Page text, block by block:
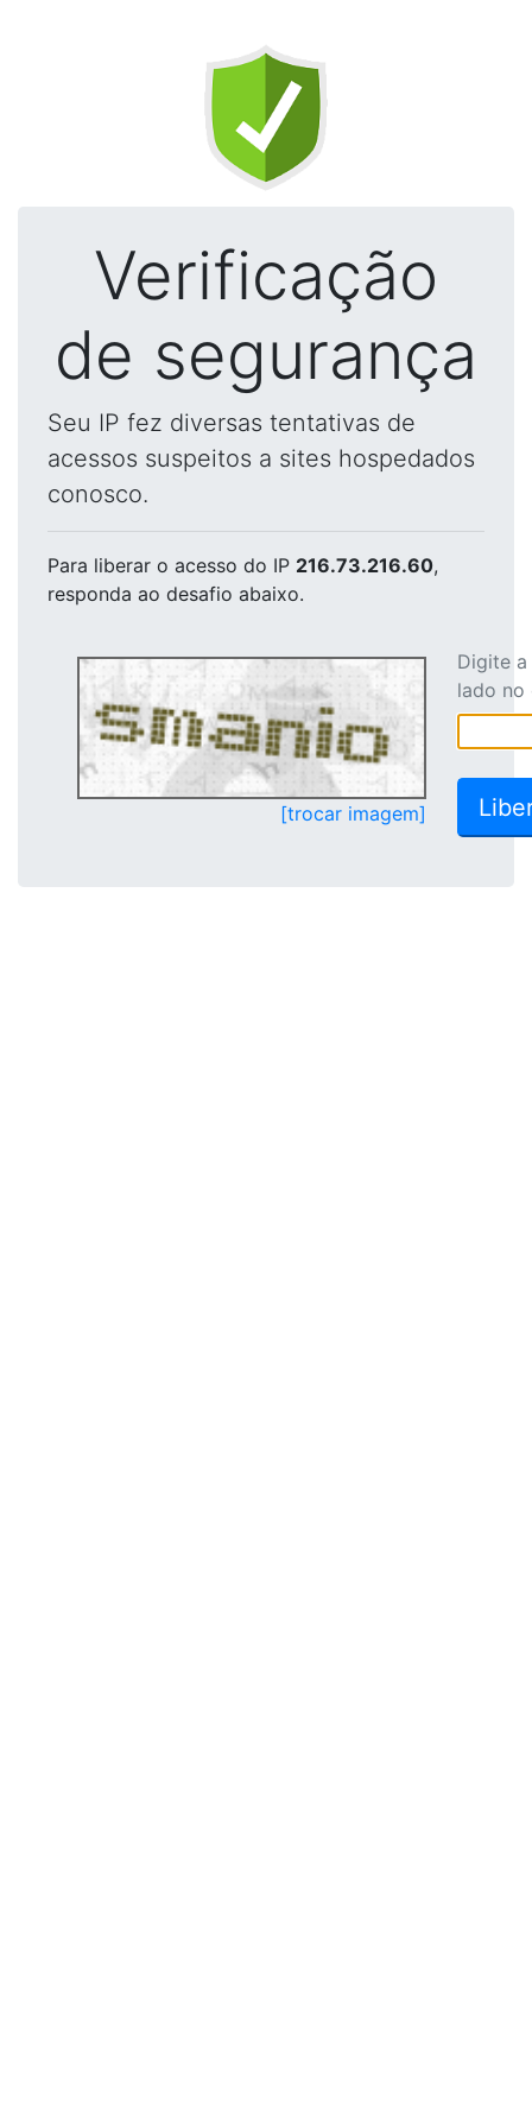
Verificação
de segurança
Seu IP fez diversas tentativas de
acessos suspeitos a sites hospedados
conosco.
Para liberar o acesso do IP 216.73.216.60,
responda ao desafio abaixo.
[trocar imagem]
Digite
lado no